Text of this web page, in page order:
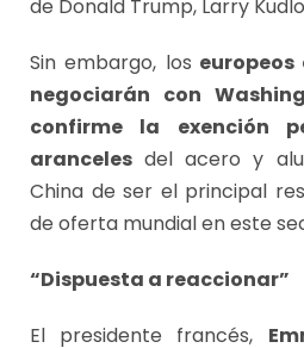
de Donald Trump, Larry
Sin embargo, los
negociarán con
confirme la exención
aranceles del acero y
China de ser el principal
de oferta mundial en este
“Dispuesta a reaccionar”
El presidente francés,